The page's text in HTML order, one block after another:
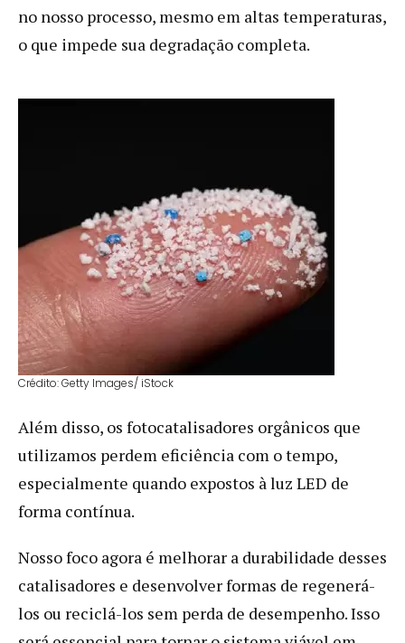
no nosso processo, mesmo em altas temperaturas,
o que impede sua degradação completa.
Crédito: Getty Images/ iStock
Além disso, os fotocatalisadores orgânicos que
utilizamos perdem eficiência com o tempo,
especialmente quando expostos à luz LED de
forma contínua.
Nosso foco agora é melhorar a durabilidade desses
catalisadores e desenvolver formas de regenerá-
los ou reciclá-los sem perda de desempenho. Isso